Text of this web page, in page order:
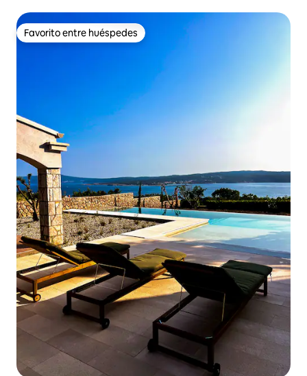
Favorito entre huéspedes
Favorito entre huéspedes